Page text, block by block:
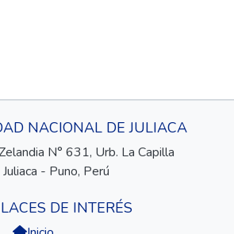
NACIONAL DE JULIACA
N° 631, Urb. La Capilla
Juliaca - Puno, Perú
DE INTERÉS